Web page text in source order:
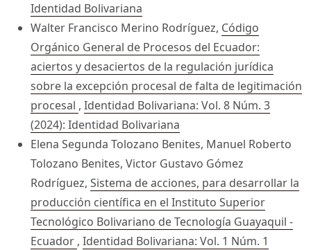
Identidad Bolivariana
Walter Francisco Merino Rodríguez, Código
Orgánico General de Procesos del Ecuador:
aciertos y desaciertos de la regulación jurídica
sobre la excepción procesal de falta de legitimación
procesal , Identidad Bolivariana: Vol. 8 Núm. 3
(2024): Identidad Bolivariana
Elena Segunda Tolozano Benites, Manuel Roberto
Tolozano Benites, Victor Gustavo Gómez
Rodríguez, Sistema de acciones, para desarrollar la
producción científica en el Instituto Superior
Tecnológico Bolivariano de Tecnología Guayaquil -
Ecuador , Identidad Bolivariana: Vol. 1 Núm. 1